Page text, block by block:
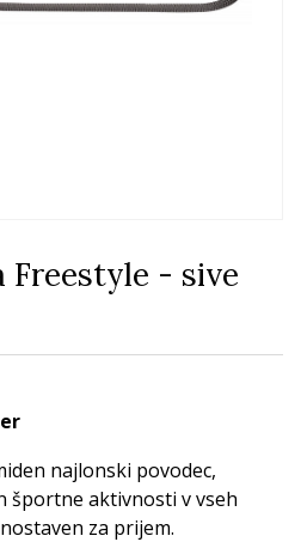
Freestyle - sive
najlonski povodec,
športne aktivnosti v vseh
za prijem.